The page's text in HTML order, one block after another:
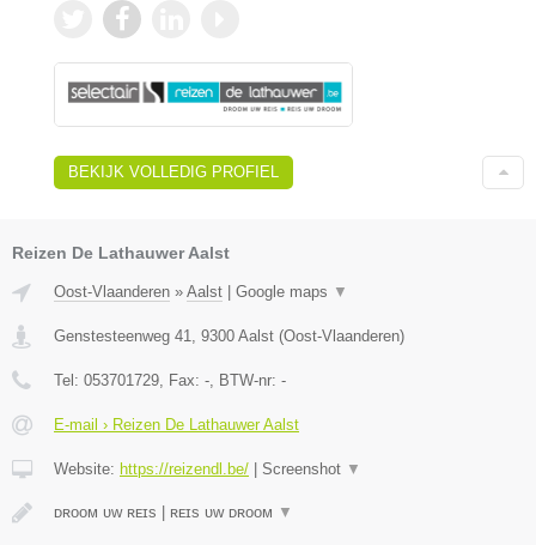
BEKIJK VOLLEDIG PROFIEL
Reizen De Lathauwer Aalst
Oost-Vlaanderen » Aalst | Google maps ▼
Genstesteenweg 41 9300 Aalst (Oost-Vlaanderen)
Tel: 053701729 , Fax: - , BTW-nr: -
E-mail › Reizen De Lathauwer Aalst
Website: https://reizendl.be/ | Screenshot ▼
ᴅʀᴏᴏᴍ ᴜᴡ ʀᴇɪs | ʀᴇɪs ᴜᴡ ᴅʀᴏᴏᴍ ▼